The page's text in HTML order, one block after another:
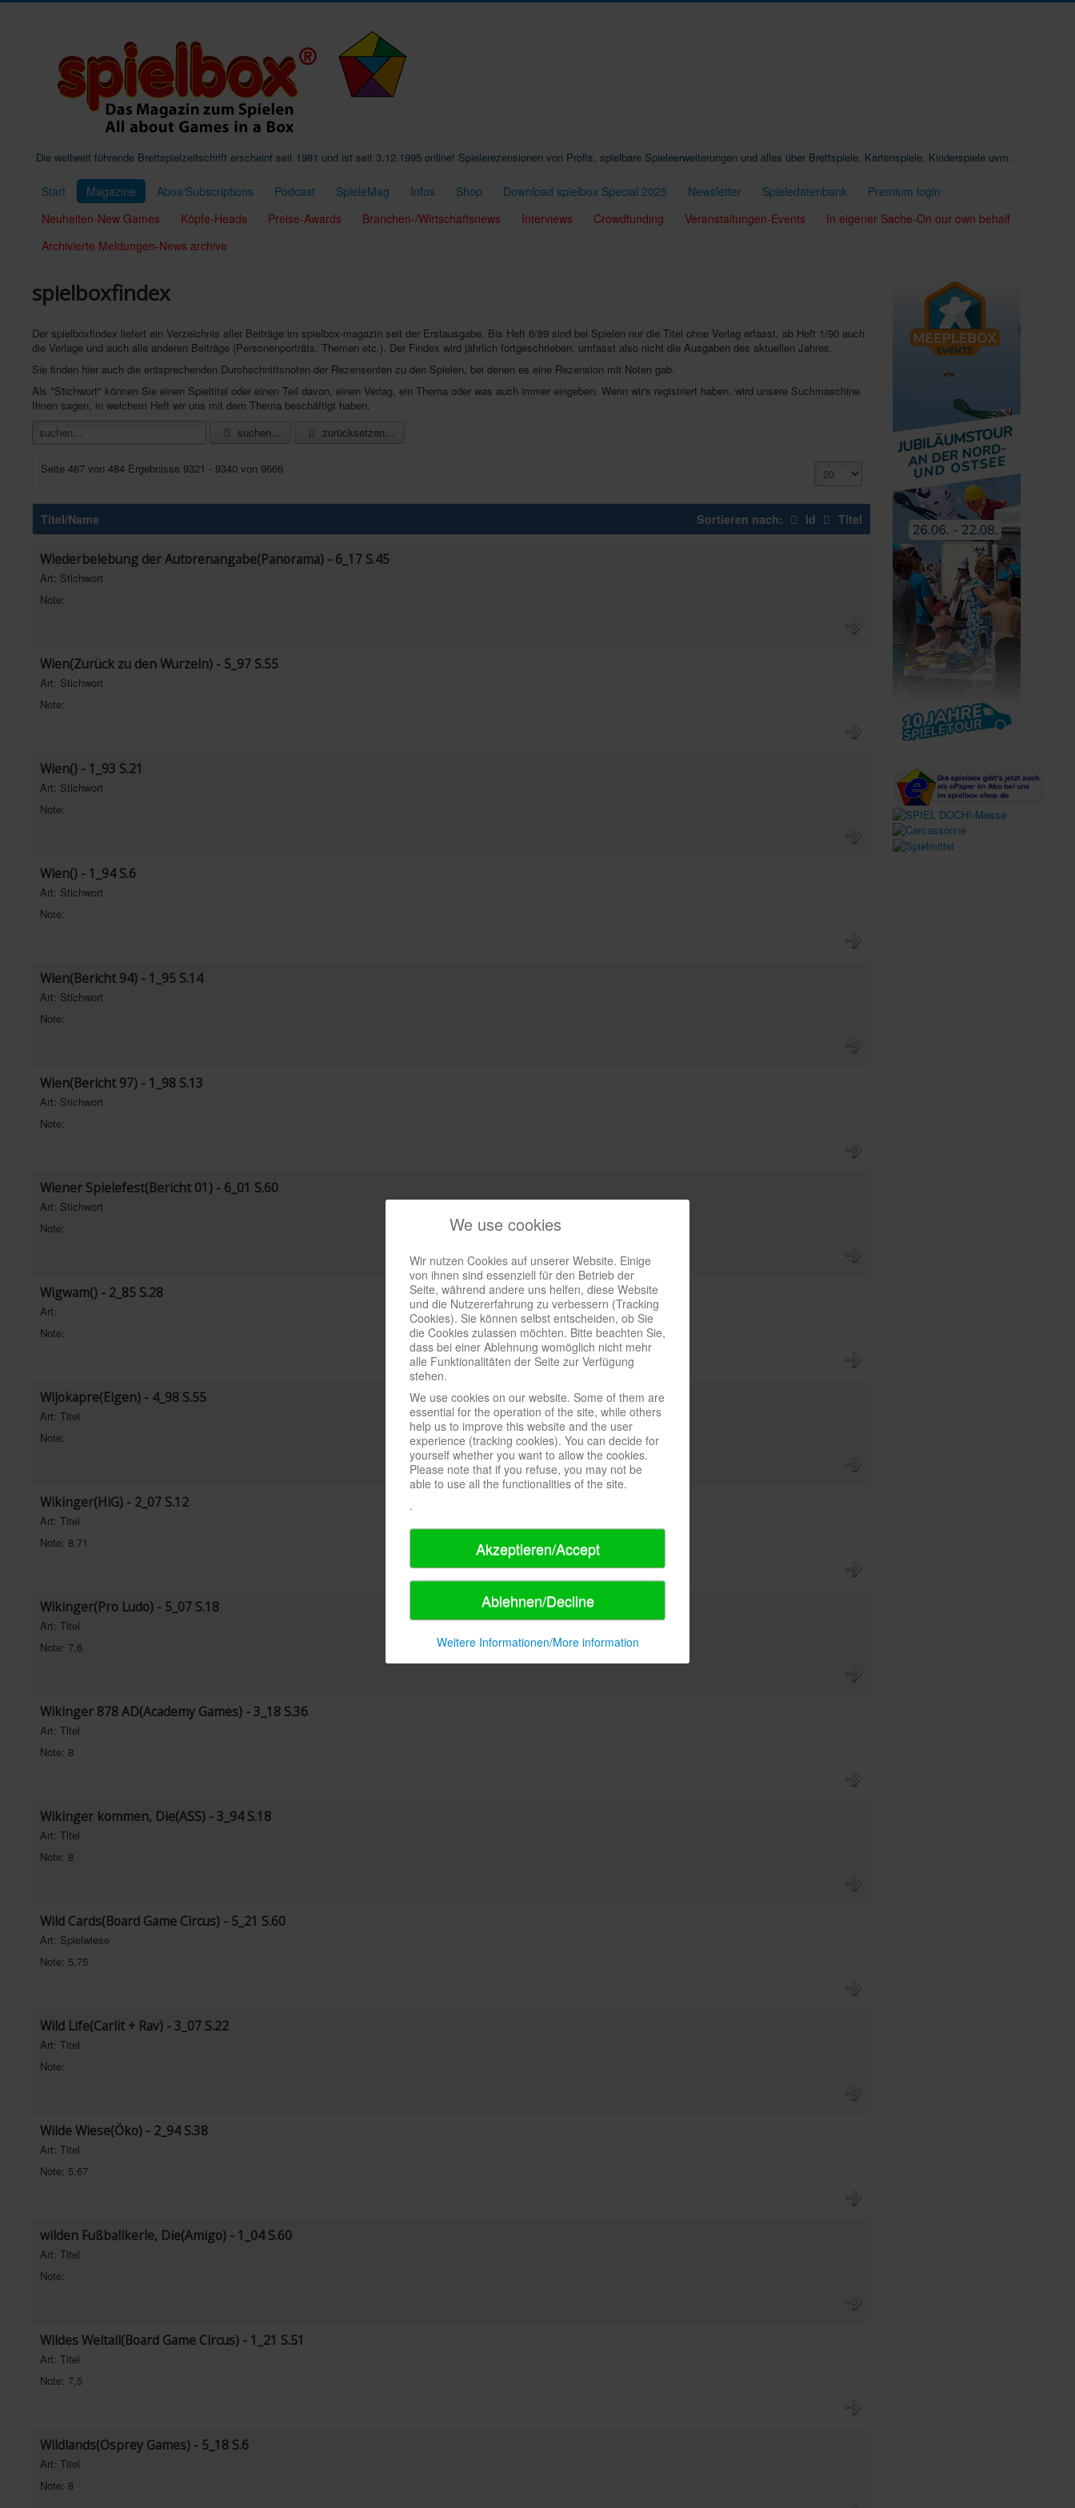
Die weltweit führende Brettspielzeitschrift erscheint seit 1981 und ist seit 3.12.1995 online! Spielerezensionen von Profis, spielbare Spieleerweiterungen und alles über Brettspiele, Kartenspiele, Kinderspiele uvm.
Start Magazine Abos/Subscriptions Podcast SpieleMag Infos Shop Download spielbox Special 2025 Newsletter Spieledatenbank
Premium login
Neuheiten-New Games
Köpfe-Heads Preise-Awards Branchen-/Wirtschaftsnews Interviews Crowdfunding Veranstaltungen-Events
In eigener Sache-On our own behalf
Archivierte Meldungen-News archive
spielboxfindex
Der spielboxfindex liefert ein Verzeichnis aller Beiträge im spielbox-magazin seit der Erstausgabe. Bis Heft 6/89 sind bei Spielen nur die Titel ohne Verlag erfasst, ab Heft 1/90 auch
die Verlage und auch alle anderen Beiträge (Personenporträts, Themen etc.). Der Findex wird jährlich fortgeschrieben, umfasst also nicht die Ausgaben des aktuellen Jahres.
Sie finden hier auch die entsprechenden Durchschnittsnoten der Rezensenten zu den Spielen, bei denen es eine Rezension mit Noten gab.
Als "Stichwort" können Sie einen Spieltitel oder einen Teil davon, einen Verlag, ein Thema oder was auch immer eingeben. Wenn wir's registriert haben, wird unsere Suchmaschine
Ihnen sagen, in welchem Heft wir uns mit dem Thema beschäftigt haben.
suchen...
zurücksetzen...
Seite 467 von 484 Ergebnisse 9321 - 9340 von 9666
Titel/Name Sortieren nach: Id Titel
Wiederbelebung der Autorenangabe(Panorama) - 6_17 S.45
Art: Stichwort
Note:
Wien(Zurück zu den Wurzeln) - 5_97 S.55
Art: Stichwort
Note:
Wien() - 1_93 S.21
Art: Stichwort
Note:
Wien() - 1_94 S.6
Art: Stichwort
Note:
Wien(Bericht 94) - 1_95 S.14
Art: Stichwort
Note:
Wien(Bericht 97) - 1_98 S.13
Art: Stichwort
Note:
Wiener Spielefest(Bericht 01) - 6_01 S.60
Art: Stichwort
Note:
Wigwam() - 2_85 S.28
Art:
Note:
Wijokapre(Eigen) - 4_98 S.55
Art: Titel
Note:
Wikinger(HiG) - 2_07 S.12
Art: Titel
Note: 8,71
Wikinger(Pro Ludo) - 5_07 S.18
Art: Titel
Note: 7,6
Wikinger 878 AD(Academy Games) - 3_18 S.36
Art: Titel
Note: 8
Wikinger kommen, Die(ASS) - 3_94 S.18
Art: Titel
Note: 8
Wild Cards(Board Game Circus) - 5_21 S.60
Art: Spielwiese
Note: 5,75
Wild Life(Carlit + Rav) - 3_07 S.22
Art: Titel
Note:
Wilde Wiese(Öko) - 2_94 S.38
Art: Titel
Note: 5,67
wilden Fußballkerle, Die(Amigo) - 1_04 S.60
Art: Titel
Note:
Wildes Weltall(Board Game Circus) - 1_21 S.51
Art: Titel
Note: 7,5
Wildlands(Osprey Games) - 5_18 S.6
Art: Titel
Note: 8
We use cookies
Wir nutzen Cookies auf unserer Website. Einige
von ihnen sind essenziell für den Betrieb der
Seite, während andere uns helfen, diese Website
und die Nutzererfahrung zu verbessern (Tracking
Cookies). Sie können selbst entscheiden, ob Sie
die Cookies zulassen möchten. Bitte beachten Sie,
dass bei einer Ablehnung womöglich nicht mehr
alle Funktionalitäten der Seite zur Verfügung
stehen.
We use cookies on our website. Some of them are
essential for the operation of the site, while others
help us to improve this website and the user
experience (tracking cookies). You can decide for
yourself whether you want to allow the cookies.
Please note that if you refuse, you may not be
able to use all the functionalities of the site.
.
Akzeptieren/Accept
Ablehnen/Decline
Weitere Informationen/More information